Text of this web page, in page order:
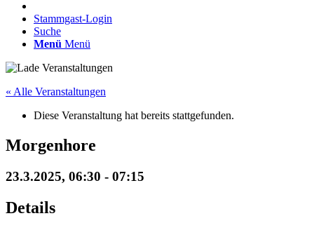
Stammgast-Login
Suche
Menü Menü
« Alle Veranstaltungen
Diese Veranstaltung hat bereits stattgefunden.
Morgenhore
23.3.2025, 06:30 - 07:15
Details